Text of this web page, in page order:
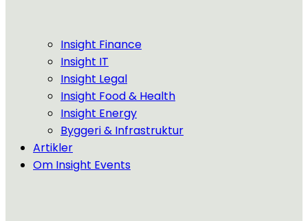
Insight Finance
Insight IT
Insight Legal
Insight Food & Health
Insight Energy
Byggeri & Infrastruktur
Artikler
Om Insight Events